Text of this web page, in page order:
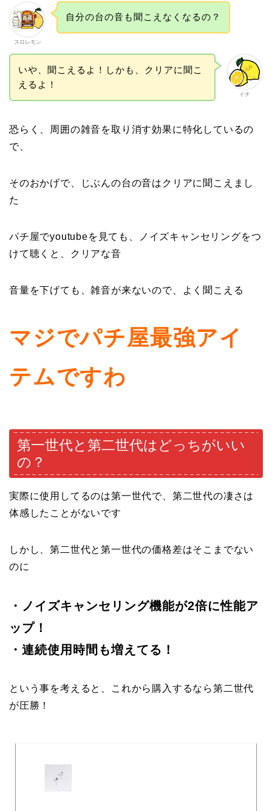
スロレモン
自分の台の音も聞こえなくなるの？
イチ
いや、聞こえるよ！しかも、クリアに聞こ
えるよ！
恐らく、周囲の雑音を取り消す効果に特化しているの
で、
そのおかげで、じぶんの台の音はクリアに聞こえまし
た
パチ屋でyoutubeを見ても、ノイズキャンセリングをつ
けて聴くと、クリアな音
音量を下げても、雑音が来ないので、よく聞こえる
マジでパチ屋最強アイ
テムですわ
第一世代と第二世代はどっちがいい
の？
実際に使用してるのは第一世代で、第二世代の凄さは
体感したことがないです
しかし、第二世代と第一世代の価格差はそこまでない
のに
・ノイズキャンセリング機能が2倍に性能ア
ップ！
・連続使用時間も増えてる！
という事を考えると、これから購入するなら第二世代
が圧勝！